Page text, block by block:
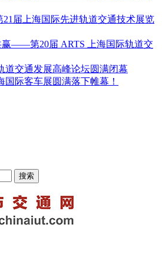
21届上海国际先进轨道交通技术展览
赢——第20届 ARTS 上海国际轨道交
道交通发展高峰论坛圆满闭幕
国际客车展圆满落下帷幕！